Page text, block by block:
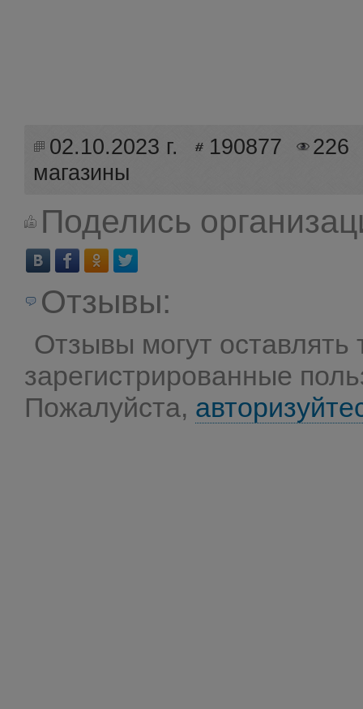
02.10.2023 г. 190877
226
магазины
Поделись
Отзывы:
Отзывы могут оставлять
зарегистрированные
Пожалуйста,